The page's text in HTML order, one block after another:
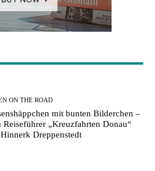
ON THE ROAD
mit bunten Bilderchen –
Reiseführer „Kreuzfahrten Donau“
Dreppenstedt